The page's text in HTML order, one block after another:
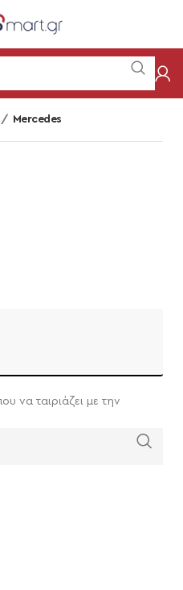
Mercedes
να ταιριάζει με την